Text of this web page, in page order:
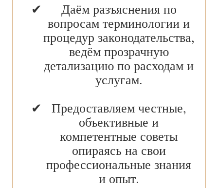
Даём разъяснения по
вопросам терминологии и
процедур законодательства,
ведём прозрачную
детализацию по расходам и
услугам.
Предоставляем честные,
объективные и
компетентные советы
опираясь на свои
профессиональные знания
и опыт.